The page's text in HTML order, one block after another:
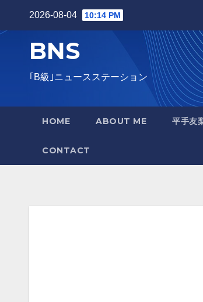
2026-08-04 10:14 PM
BNS
｢B級｣ニュースステーション
HOME ABOUT ME 平手友
CONTACT